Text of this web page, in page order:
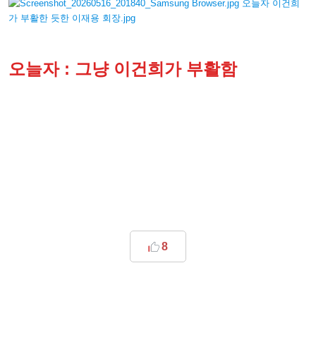
오늘자 : 그냥 이건희가 부활함
8